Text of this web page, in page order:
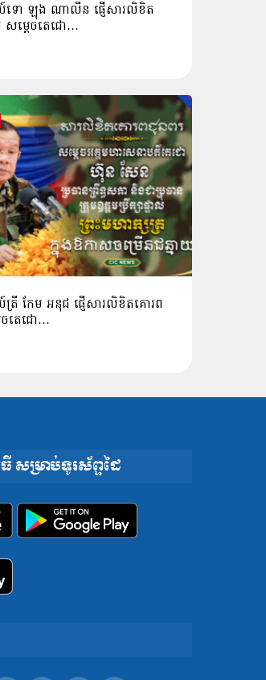
ទោ ឡុង ណាលីន ផ្ញើសារលិខិត
សម្ដេចតេជោ…
រី កែម អនុជ ផ្ញើសារលិខិតគោរព
ចតេជោ…
សម្រាប់ទូរស័ព្ទដៃ